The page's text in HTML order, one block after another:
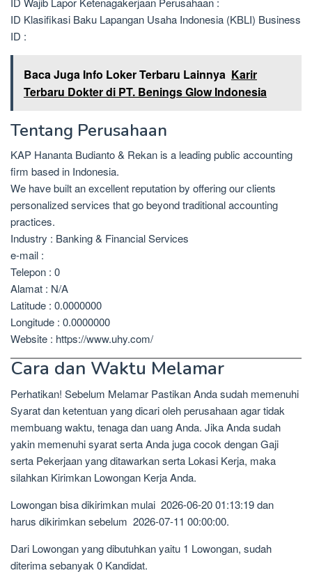
ID Klasifikasi Baku Lapangan Usaha Indonesia (KBLI) Business
ID :
Baca Juga Info Loker Terbaru Lainnya Karir
Terbaru Dokter di PT. Benings Glow Indonesia
Tentang Perusahaan
KAP Hananta Budianto & Rekan is a leading public accounting
firm based in Indonesia.
We have built an excellent reputation by offering our clients
personalized services that go beyond traditional accounting
practices.
Industry : Banking & Financial Services
e-mail :
Telepon : 0
Alamat : N/A
Latitude : 0.0000000
Longitude : 0.0000000
Website : https://www.uhy.com/
Cara dan Waktu Melamar
Perhatikan! Sebelum Melamar Pastikan Anda sudah memenuhi
Syarat dan ketentuan yang dicari oleh perusahaan agar tidak
membuang waktu, tenaga dan uang Anda. Jika Anda sudah
yakin memenuhi syarat serta Anda juga cocok dengan Gaji
serta Pekerjaan yang ditawarkan serta Lokasi Kerja, maka
silahkan Kirimkan Lowongan Kerja Anda.
Lowongan bisa dikirimkan mulai 2026-06-20 01:13:19 dan
harus dikirimkan sebelum 2026-07-11 00:00:00.
Dari Lowongan yang dibutuhkan yaitu 1 Lowongan, sudah
diterima sebanyak 0 Kandidat.